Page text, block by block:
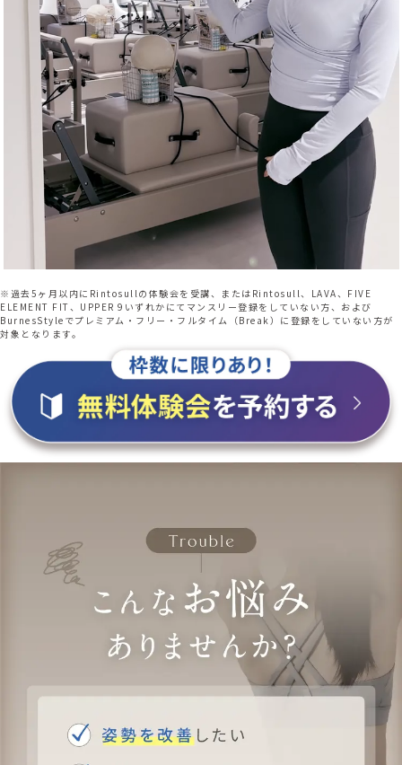
※過去5ヶ月以内にRintosullの体験会を受講、またはRintosull、LAVA、FIVE
ELEMENT FIT、UPPER 9いずれかにてマンスリー登録をしていない方、および
BurnesStyleでプレミアム・フリー・フルタイム（Break）に登録をしていない方が
対象となります。